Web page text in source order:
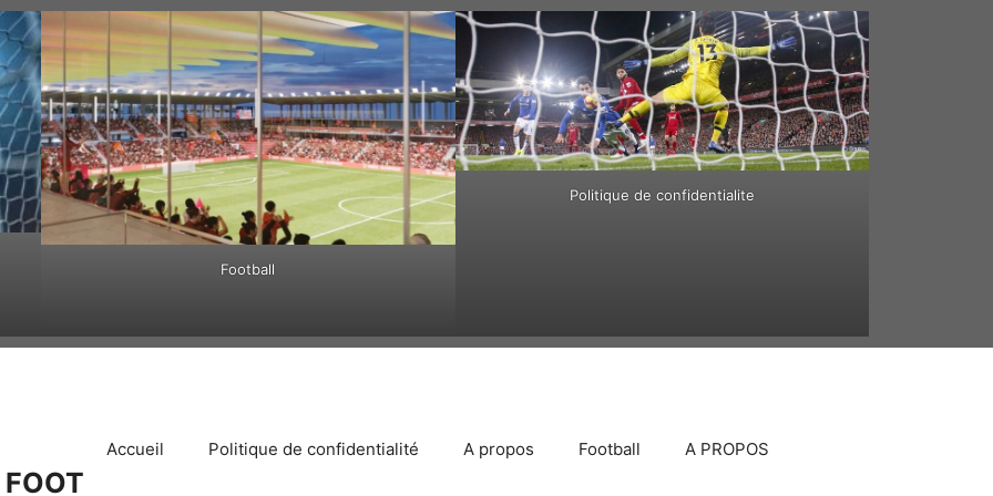
Football
Politique de confidentialite
Accueil Politique de confidentialité A propos Football A PROPOS